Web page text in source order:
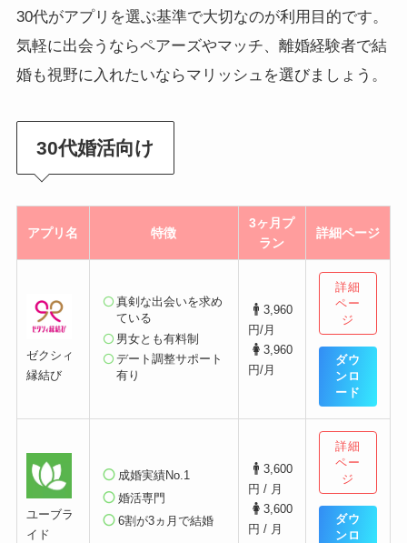
30代がアプリを選ぶ基準で大切なのが利用目的です。
気軽に出会うならペアーズやマッチ、離婚経験者で結
婚も視野に入れたいならマリッシュを選びましょう。
30代婚活向け
アプリ名 特徴
3ヶ月プ
ラン
詳細ページ
ゼクシィ
縁結び
真剣な出会いを求め
ている
男女とも有料制
デート調整サポート
有り
3,960
円/月
3,960
円/月
詳細
ペー
ジ
ダウ
ンロ
ード
ユーブラ
イド
成婚実績No.1
婚活専門
6割が3ヵ月で結婚
3,600
円 / 月
3,600
円 / 月
詳細
ペー
ジ
ダウ
ンロ